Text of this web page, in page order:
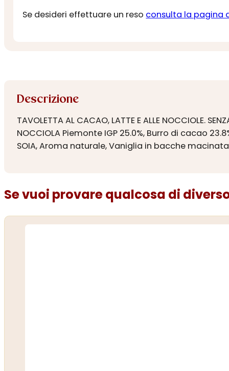
Se desideri effettuare un reso consulta la pagina
Descrizione
TAVOLETTA AL CACAO, LATTE E ALLE NOCCIOLE.
NOCCIOLA Piemonte IGP 25.0%, Burro di cacao
SOIA, Aroma naturale, Vaniglia in bacche macinata.
Se vuoi provare qualcosa di